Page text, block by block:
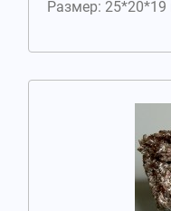
Размер: